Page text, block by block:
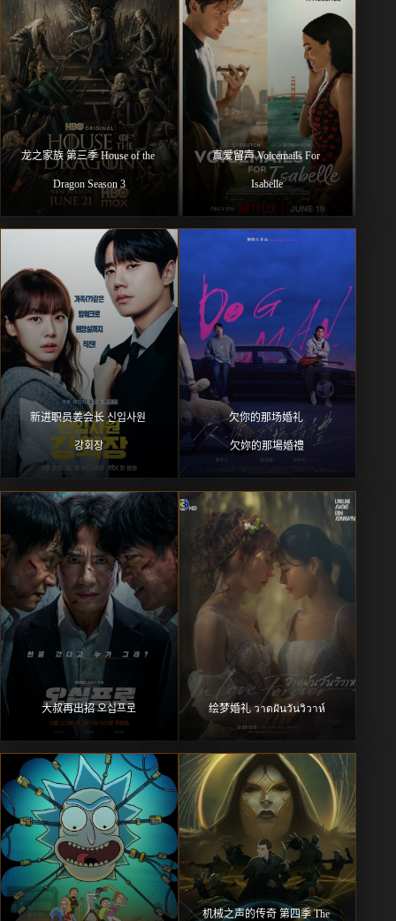
龙之家族 第三季 House of the
Dragon Season 3
真爱留声 Voicemails For
Isabelle
新进职员姜会长 신입사원
강회장
欠你的那场婚礼
欠妳的那場婚禮
大叔再出招 오십프로 绘梦婚礼 วาดฝันวันวิวาห์
机械之声的传奇 第四季 The